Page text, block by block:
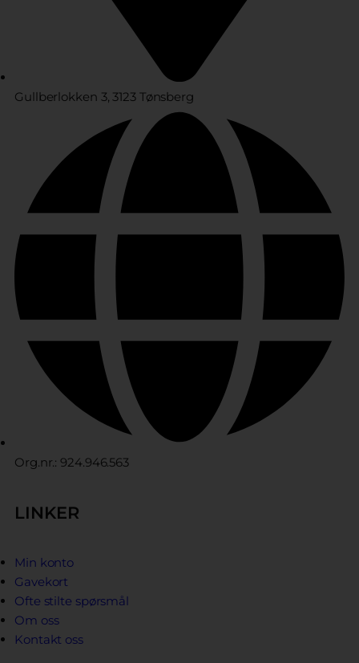
Gullberlokken 3, 3123 Tønsberg
Org.nr.: 924.946.563
LINKER
Min konto
Gavekort
Ofte stilte spørsmål
Om oss
Kontakt oss